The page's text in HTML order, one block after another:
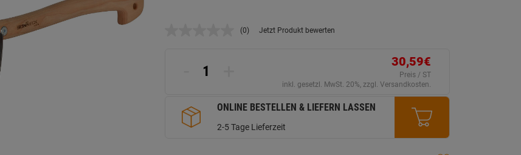
Kein
(0) Jetzt Produkt bewerten
30,59€
Preis / ST
inkl. gesetzl. MwSt. 20%, zzgl. Versandkosten.
ONLINE BESTELLEN & LIEFERN LASSEN
2-5 Tage Lieferzeit